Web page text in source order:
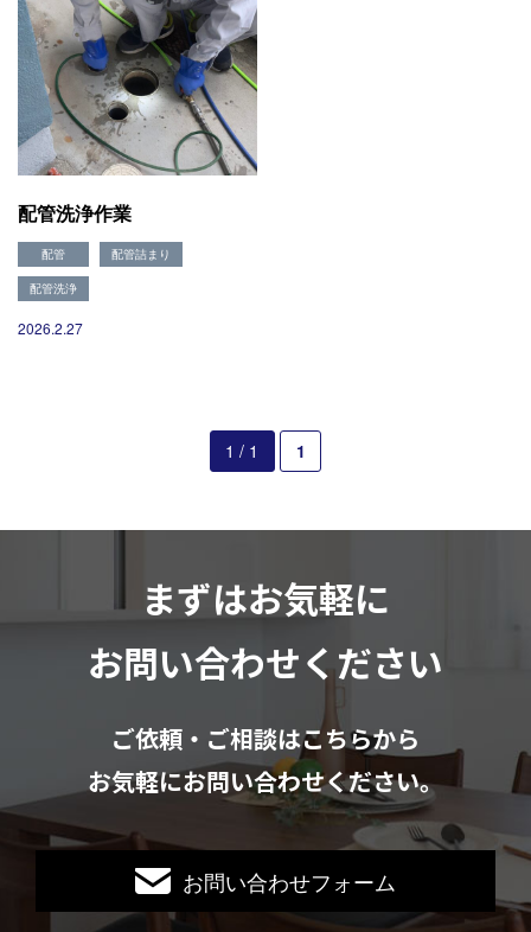
会社概要
選ばれる理由
現場ブログ
配管洗浄作業
配管 配管詰まり
配管洗浄
2026.2.27
1 / 1 1
まずはお気軽に
お問い合わせください
ご依頼・ご相談はこちらから
お気軽にお問い合わせください。
お問い合わせフォーム